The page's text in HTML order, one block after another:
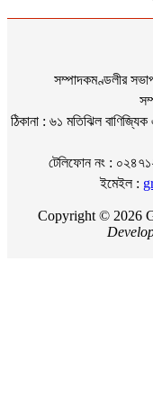
সম্পাদকমণ্ডলীর
ঠিকানা : ৬১ মতিঝিল
টেলিফোন নং :
ইমেইল :
Copyright © 2026